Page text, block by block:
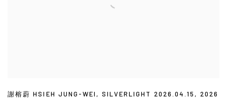
謝榕蔚 HSIEH JUNG-WEI , SILVERLIGHT 2026.04.15 , 2026